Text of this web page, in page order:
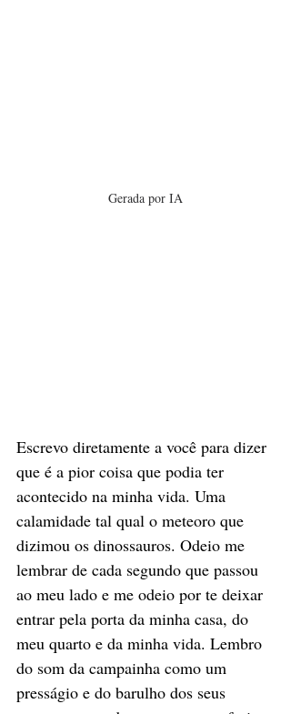
Gerada por IA
Escrevo diretamente a você para dizer
que é a pior coisa que podia ter
acontecido na minha vida. Uma
calamidade tal qual o meteoro que
dizimou os dinossauros. Odeio me
lembrar de cada segundo que passou
ao meu lado e me odeio por te deixar
entrar pela porta da minha casa, do
meu quarto e da minha vida. Lembro
do som da campainha como um
presságio e do barulho dos seus